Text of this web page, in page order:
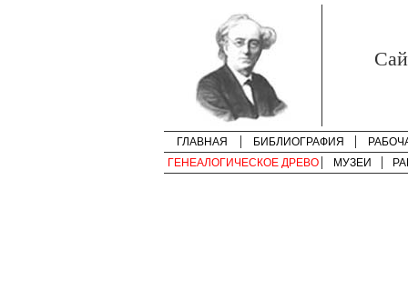
ГЛАВНАЯ БИБЛИОГРАФИЯ
ГЕНЕАЛОГИЧЕСКОЕ ДРЕВО
МУЗЕИ